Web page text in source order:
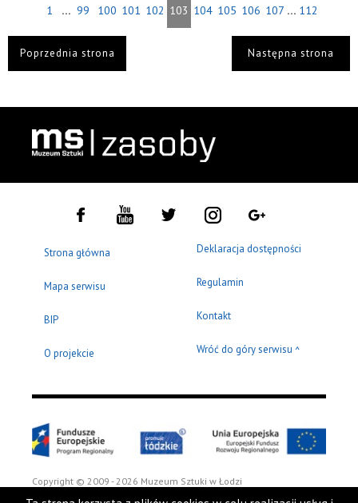
1 ... 99 100 101 102 103 104 105 106 107 ... 112
Poprzednia strona Następna strona
Strona główna
Mapa serwisu
BIP
O projekcie
Deklaracja dostępności
Regulamin
Kontakt
Wróć do góry serwisu ^
Copyright © 2009 - 2026 Muzeum Sztuki w Łodzi